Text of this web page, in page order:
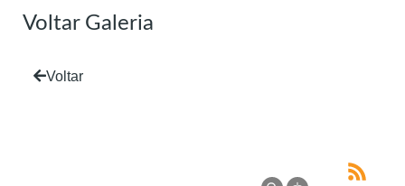
Voltar Galeria
Voltar